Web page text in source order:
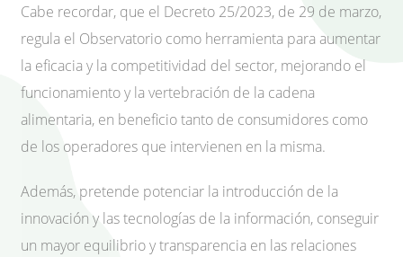
Cabe recordar, que el Decreto 25/2023, de 29 de marzo,
regula el Observatorio como herramienta para aumentar
la eficacia y la competitividad del sector, mejorando el
funcionamiento y la vertebración de la cadena
alimentaria, en beneficio tanto de consumidores como
de los operadores que intervienen en la misma.
Además, pretende potenciar la introducción de la
innovación y las tecnologías de la información, conseguir
un mayor equilibrio y transparencia en las relaciones